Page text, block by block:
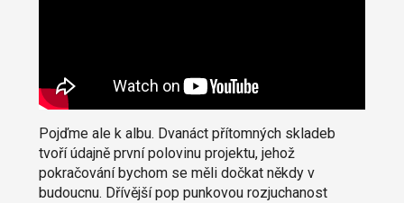
Pojďme ale k albu. Dvanáct přítomných skladeb
tvoří údajně první polovinu projektu, jehož
pokračování bychom se měli dočkat někdy v
budoucnu. Dřívější pop punkovou rozjuchanost